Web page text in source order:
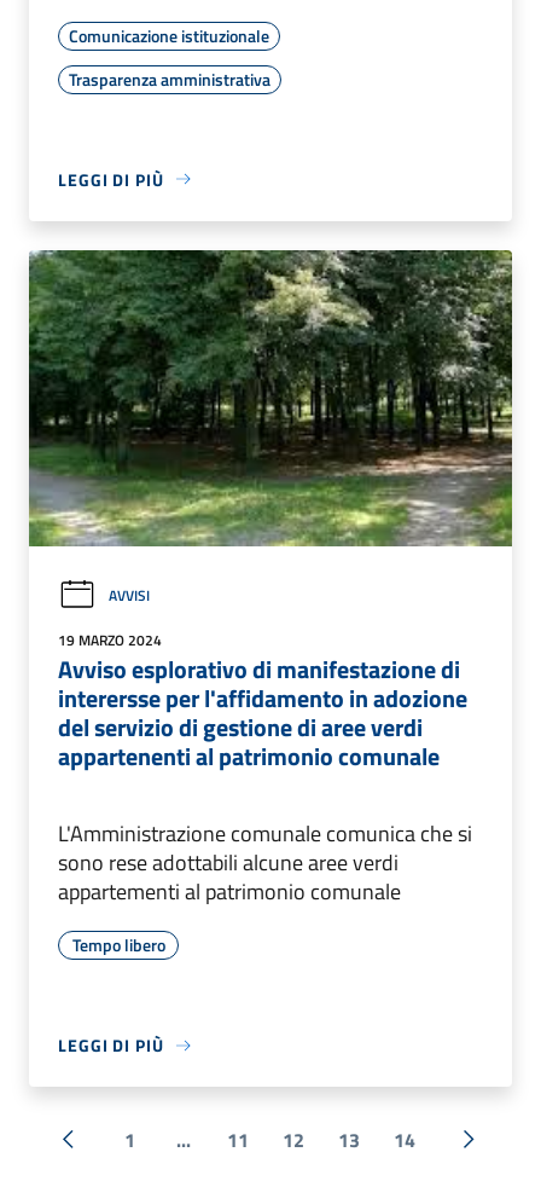
Comunicazione istituzionale
Trasparenza amministrativa
LEGGI DI PIÙ
AVVISI
19 MARZO 2024
Avviso esplorativo di manifestazione di
interersse per l'affidamento in adozione
del servizio di gestione di aree verdi
appartenenti al patrimonio comunale
L'Amministrazione comunale comunica che si
sono rese adottabili alcune aree verdi
appartementi al patrimonio comunale
Tempo libero
LEGGI DI PIÙ
« Precedente
1 ... 11 12 13 14